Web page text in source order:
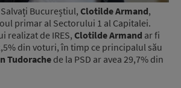
Bucureștiul, Clotilde Armand,
primar al Sectorului 1 al Capitalei.
realizat de IRES, Clotilde Armand ar fi
din voturi, în timp ce principalul său
Tudorachede la PSD ar avea 29,7% din